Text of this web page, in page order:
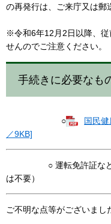
の再発行は、ご来庁又は郵
※令和6年12月2日以降、従
せんのでご注意ください。
手続きに必要なも
○
国民
／9KB]
○ 運転免許証などの
は不要）
ご不明な点等がございまし